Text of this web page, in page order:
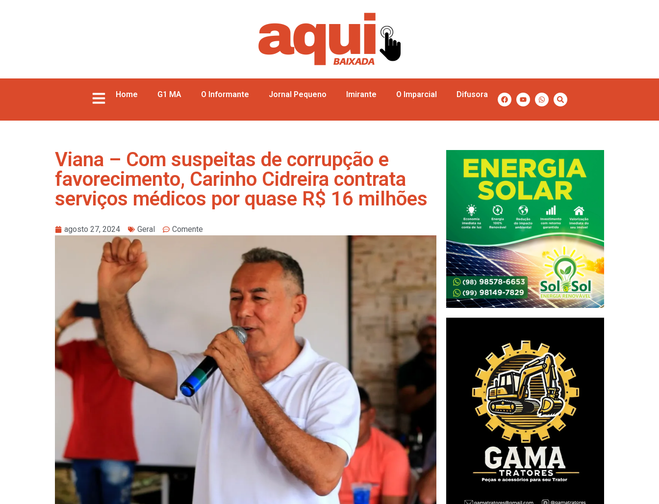
Home G1 MA O Informante Jornal Pequeno Imirante O Imparcial Difusora
Viana – Com suspeitas de corrupção e
favorecimento, Carinho Cidreira contrata
serviços médicos por quase R$ 16 milhões
agosto 27, 2024 Geral Comente